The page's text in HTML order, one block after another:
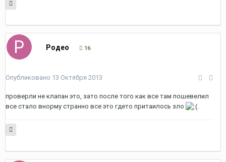
Родео 16
Опубликовано 13 Октября 2013
проверли не клапан это, зато после того как все там пошевелил
все стало внорму странно все это гдето притаилось зло
.